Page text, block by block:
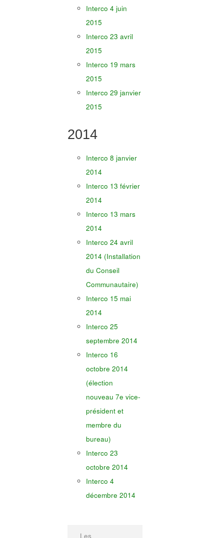
Interco 4 juin
2015
Interco 23 avril
2015
Interco 19 mars
2015
Interco 29 janvier
2015
2014
Interco 8 janvier
2014
Interco 13 février
2014
Interco 13 mars
2014
Interco 24 avril
2014 (Installation
du Conseil
Communautaire)
Interco 15 mai
2014
Interco 25
septembre 2014
Interco 16
octobre 2014
(élection
nouveau 7e vice-
président et
membre du
bureau)
Interco 23
octobre 2014
Interco 4
décembre 2014
Les